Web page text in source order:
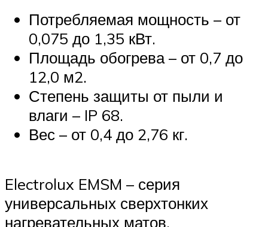
Потребляемая мощность – от
0,075 до 1,35 кВт.
Площадь обогрева – от 0,7 до
12,0 м2.
Степень защиты от пыли и
влаги – IP 68.
Вес – от 0,4 до 2,76 кг.
Electrolux EMSM – серия
универсальных сверхтонких
нагревательных матов,